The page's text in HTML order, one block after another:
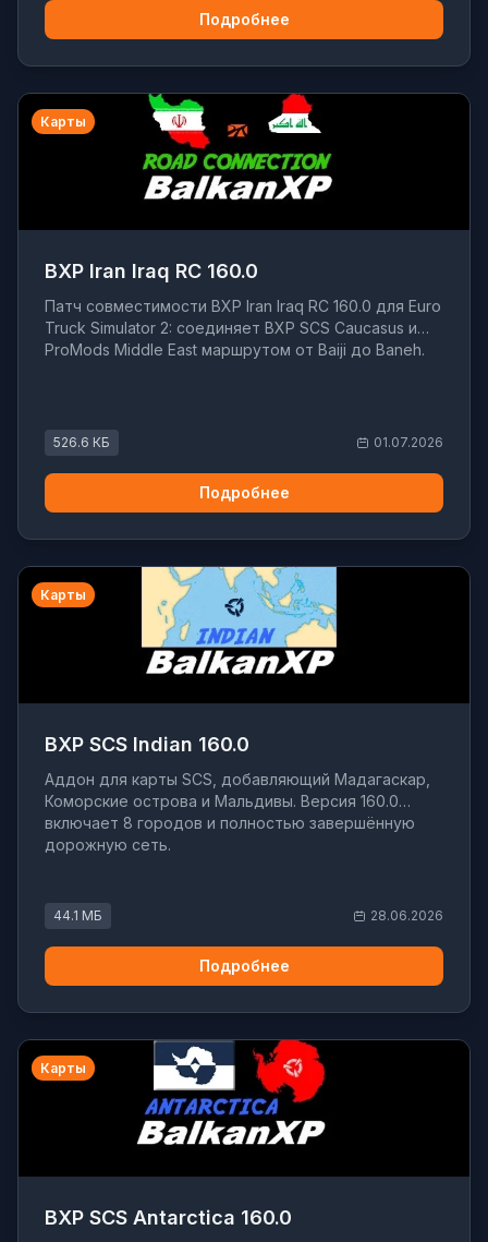
Подробнее
Карты
BXP Iran Iraq RC 160.0
Патч совместимости BXP Iran Iraq RC 160.0 для Euro
Truck Simulator 2: соединяет BXP SCS Caucasus и
ProMods Middle East маршрутом от Baiji до Baneh.
526.6 КБ 01.07.2026
Подробнее
Карты
BXP SCS Indian 160.0
Аддон для карты SCS, добавляющий Мадагаскар,
Коморские острова и Мальдивы. Версия 160.0
включает 8 городов и полностью завершённую
дорожную сеть.
44.1 МБ 28.06.2026
Подробнее
Карты
BXP SCS Antarctica 160.0